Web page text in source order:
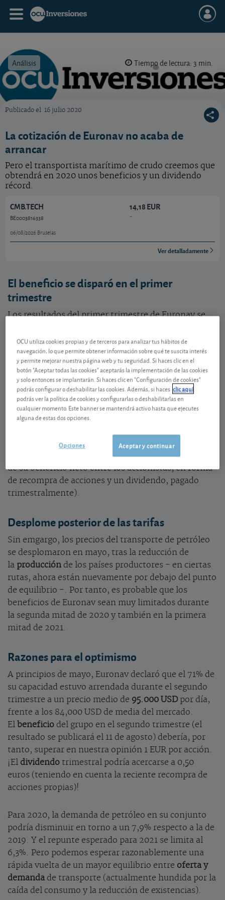
Análisis Tiempo de lectura: 3 min.
Publicado el 16 julio 2020
La cotización de Euronav no acaba de
arrancar
Pero el transportista marítimo de crudo creemos que
obtendrá en 2020 unos beneficios y un dividendo
récord.
CMB.TECH
BE0003816338
06/08/2026 Bruselas
14,18 EUR
-
Ver detalladamente
El beneficio se disparó en el primer
trimestre
Los resultados del primer trimestre de Euronav se
losfletes. Durante el trimestre, el precio medio del
alquiler diario de sus navíos VLCC fue de 72.750
USD, el doble del precio medio diario durante del
primer trimestre de 2019. Y dado que los costes del
grupo son más o menos fijos, elbeneficio ¡se
multiplicó por 11,5 hasta alcanzar los 0,96 EUR por
acción!
pagado el 26 de junio ascendió a 0,51
euros (Euronav distribuye sistemáticamente el 80%
de su beneficio neto entre los accionistas, en forma
de recompra de acciones y un dividendo, pagado
trimestralmente).
Desplome posterior de las tarifas
Sin emgargo, los precios del transporte de petróleo
se desplomaron en mayo, tras la reducción de
la producción de los países productores - en ciertas
rutas, ahora están nuevamente por debajo del punto
de equilibrio -. Por tanto, es probable que los
beneficios de Euronav sean muy limitados durante
la segunda mitad de 2020 y también en la primera
mitad de 2021.
Razones para el optimismo
A principios de mayo, Euronav declaró que el 71% de
su capacidad estuvo arrendada durante el segundo
trimestre a un precio medio de 95.000 USDpor día,
frente a los 84,000 USD de media del mercado.
El beneficio del grupo en el segundo trimestre (el
resultado se publicará el 11 de agosto) debería, por
tanto, superar en nuestra opinión 1 EUR por acción.
¡El dividendo trimestral podría acercarse a 0,50
euros (teniendo en cuenta la reciente recompra de
acciones propias)!
Para 2020, la demanda de petróleo en su conjunto
podría disminuir en torno a un 7,9% respecto a la de
2019. Y el repunte esperado para 2021 se limita al
6,3%. Pero podemos esperar razonablemente una
rápida vuelta de un mayor equilibrio entre oferta y
demanda de transporte (actualmente hundida por la
caída del consumo y la reducción de existencias).
OCU utiliza cookies propias y de terceros para analizar tus hábitos de
navegación, lo que permite obtener información sobre qué te suscita interés
y permite mejorar nuestra página web y tu seguridad. Si haces clic en el
botón "Aceptar todas las cookies" aceptarás la implementación de las cookies
y solo entonces se implantarán. Si haces clic en "Configuración de cookies"
podrás configurar o deshabilitar las cookies. Además, si haces clic aquí
podrás ver la política de cookies y configurarlas o deshabilitarlas en
cualquier momento. Este banner se mantendrá activo hasta que ejecutes
alguna de estas dos opciones.
Aceptar y continuar
Opciones